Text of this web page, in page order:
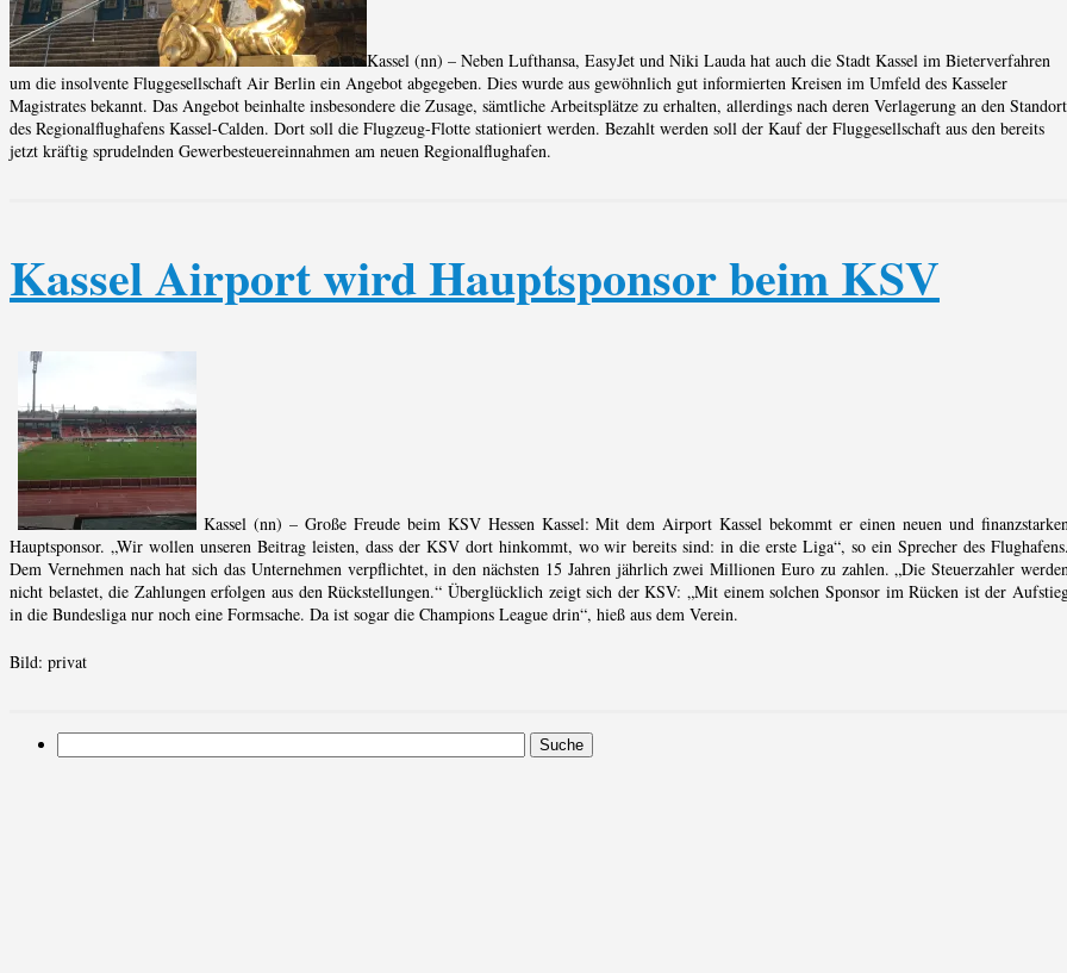
Kassel (nn) – Neben Lufthansa, EasyJet und Niki Lauda hat auch die Stadt Kassel im Bieterverfahren
um die insolvente Fluggesellschaft Air Berlin ein Angebot abgegeben. Dies wurde aus gewöhnlich gut informierten Kreisen im Umfeld des Kasseler
Magistrates bekannt. Das Angebot beinhalte insbesondere die Zusage, sämtliche Arbeitsplätze zu erhalten, allerdings nach deren Verlagerung an den Standort
des Regionalflughafens Kassel-Calden. Dort soll die Flugzeug-Flotte stationiert werden. Bezahlt werden soll der Kauf der Fluggesellschaft aus den bereits
jetzt kräftig sprudelnden Gewerbesteuereinnahmen am neuen Regionalflughafen.
Kassel Airport wird Hauptsponsor beim KSV
Kassel (nn) – Große Freude beim KSV Hessen Kassel: Mit dem Airport Kassel bekommt er einen neuen und
Hauptsponsor. „Wir wollen unseren Beitrag leisten, dass der KSV dort hinkommt, wo wir bereits sind: in die erste Liga“, so ein Sprecher des
Dem Vernehmen nach hat sich das Unternehmen verpflichtet, in den nächsten 15 Jahren jährlich zwei Millionen Euro zu zahlen. „Die Steuerzahler
nicht belastet, die Zahlungen erfolgen aus den Rückstellungen.“ Überglücklich zeigt sich der KSV: „Mit einem solchen Sponsor im Rücken ist der
in die Bundesliga nur noch eine Formsache. Da ist sogar die Champions League drin“, hieß aus dem Verein.
Bild: privat